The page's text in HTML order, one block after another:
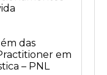
das
em
– PNL